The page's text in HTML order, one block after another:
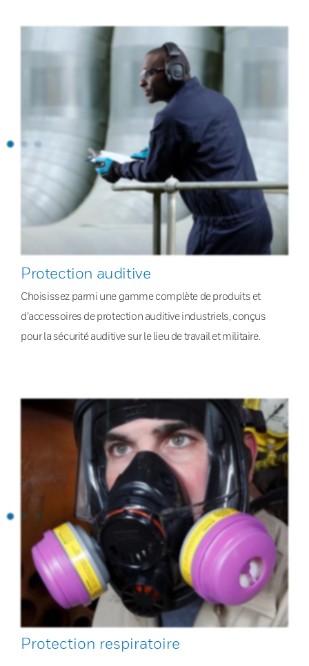
Protection auditive
Choisissez parmi une gamme complète de produits et
d’accessoires de protection auditive industriels, conçus
pour la sécurité auditive sur le lieu de travail et militaire.
Protection respiratoire